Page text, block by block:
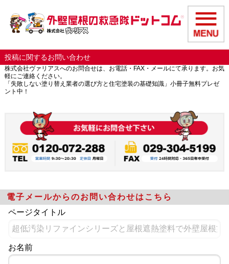
投稿に関するお問い合わせ
株式会社ヴァリアスへのお問合せは、お電話・FAX・メールにて承ります。お気
軽にご連絡ください。
「失敗しない塗り替え業者の選び方と住宅塗装の基礎知識」小冊子無料プレゼ
ント中！
電子メールからのお問い合わせはこちら
ページタイトル
お名前